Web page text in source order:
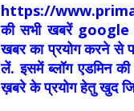
https://
की सभी खबरें google
खबर का प्रयोग करने से
लें. इसमें ब्लॉग एडमिन की
ख़बरे के प्रयोग हेतु खुद